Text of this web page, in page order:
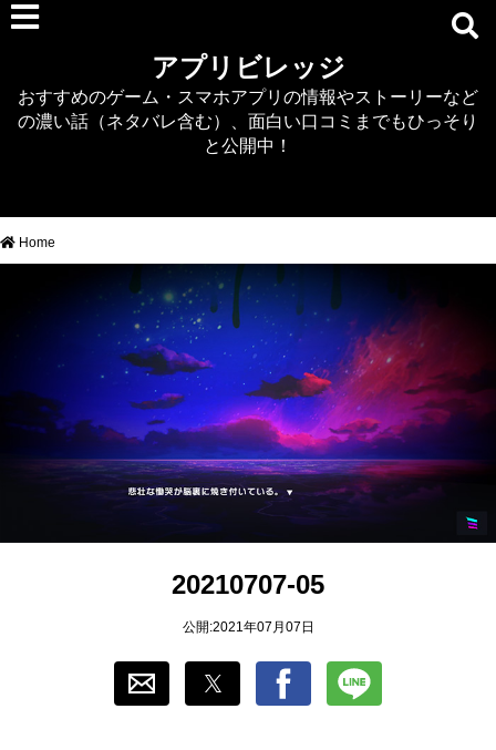
デタリキZ
アナザーエデン
RTS/MOBA
シミュレーション
牧場婚活
DEAD OR ALIVE XVV
アプリビレッジ
おすすめのゲーム・スマホアプリの情報やストーリーなど
の濃い話（ネタバレ含む）、面白い口コミまでもひっそり
と公開中！
Home
20210707-05
公開:2021年07月07日